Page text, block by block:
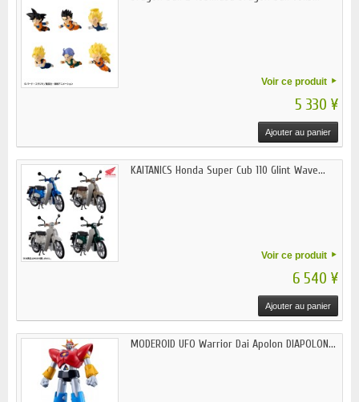
Voir ce produit
5 330 ¥
Ajouter au panier
KAITANICS Honda Super Cub 110 Glint Wave...
Voir ce produit
6 540 ¥
Ajouter au panier
MODEROID UFO Warrior Dai Apolon DIAPOLON...